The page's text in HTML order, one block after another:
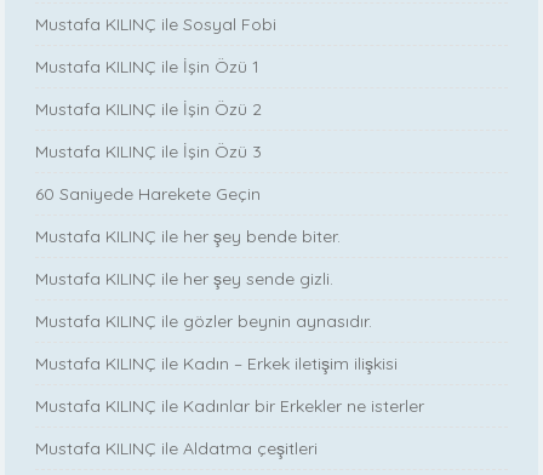
Mustafa KILINÇ ile Sosyal Fobi
Mustafa KILINÇ ile İşin Özü 1
Mustafa KILINÇ ile İşin Özü 2
Mustafa KILINÇ ile İşin Özü 3
60 Saniyede Harekete Geçin
Mustafa KILINÇ ile her şey bende biter.
Mustafa KILINÇ ile her şey sende gizli.
Mustafa KILINÇ ile gözler beynin aynasıdır.
Mustafa KILINÇ ile Kadın – Erkek iletişim ilişkisi
Mustafa KILINÇ ile Kadınlar bir Erkekler ne isterler
Mustafa KILINÇ ile Aldatma çeşitleri